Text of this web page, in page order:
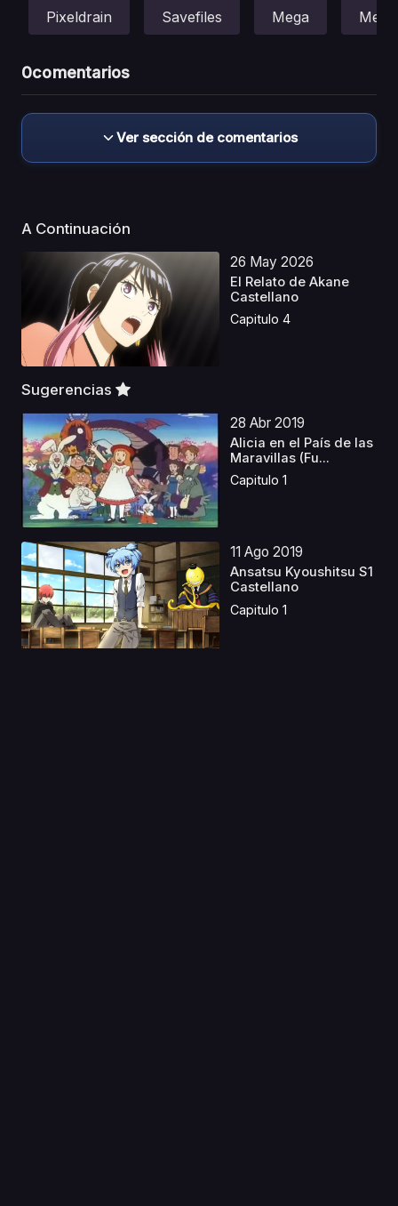
Pixeldrain Savefiles Mega
0comentarios
Ver sección de comentarios
A Continuación
26 May 2026
El Relato de Akane
Castellano
Capitulo 4
Sugerencias
28 Abr 2019
Alicia en el País de las
Maravillas (Fu...
Capitulo 1
11 Ago 2019
Ansatsu Kyoushitsu S1
Castellano
Capitulo 1